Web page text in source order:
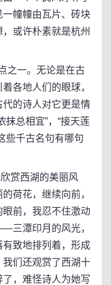
幢幢由瓦片、砖块
或许朴素就是杭州
一。无论是在古
各地人们的眼球，
的诗人对它更是情
总相宜”，“接天莲
些千古名句有哪句
赏西湖的美丽风
荷花，继续向前，
前，我忍不住激动
三潭印月的风光，
致地排列着，形成
们还观赏了西湖十
，难怪诗人为她写